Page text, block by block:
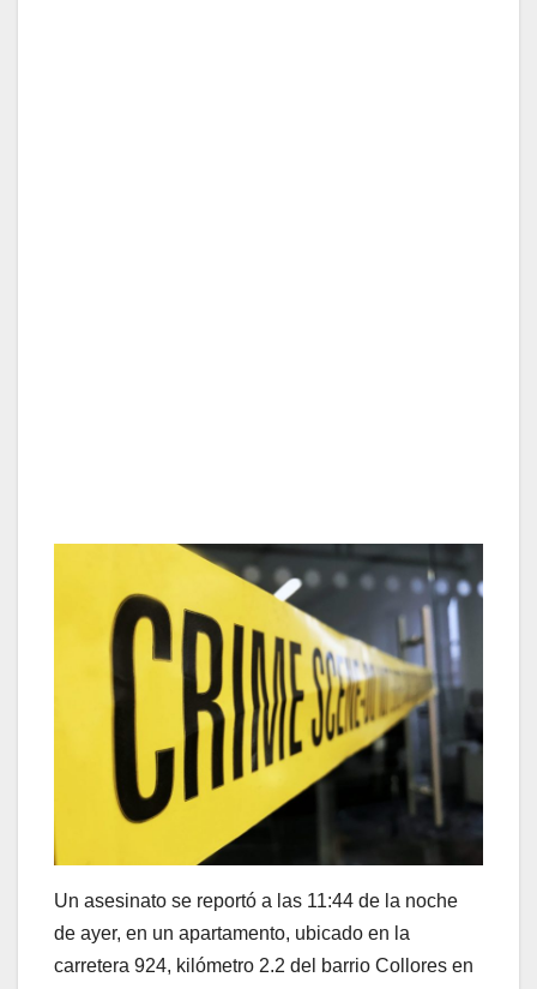
Un asesinato se reportó a las 11:44 de la noche
de ayer, en un apartamento, ubicado en la
carretera 924, kilómetro 2.2 del barrio Collores en